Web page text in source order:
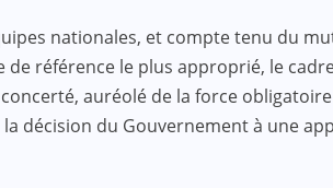
nationales, et compte tenu du
référence le plus approprié, le
auréolé de la force
décision du Gouvernement à une